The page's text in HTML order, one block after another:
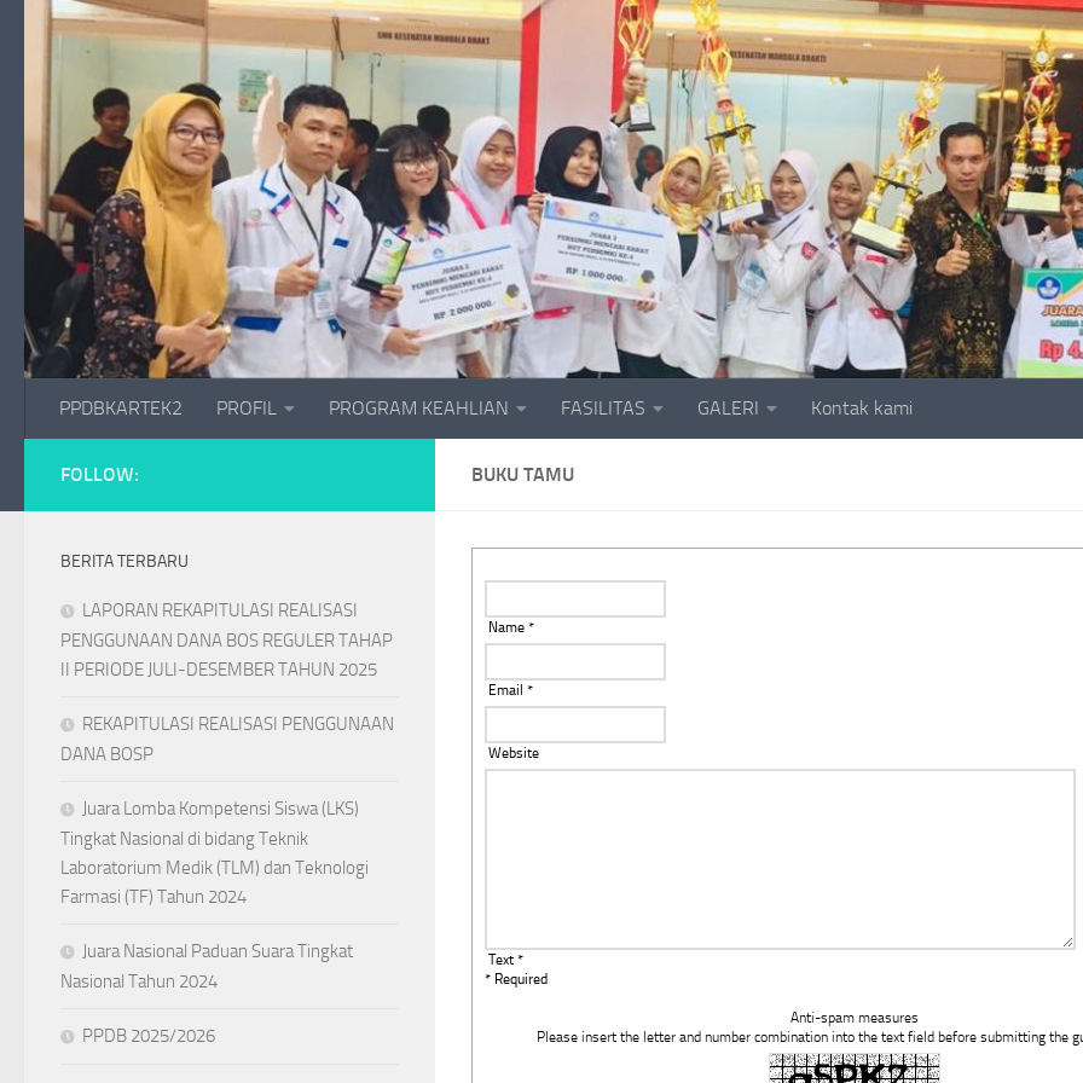
Skip to content
PPDBKARTEK2 PROFIL PROGRAM KEAHLIAN FASILITAS GALERI Kontak kami
BUKU TAMU
Name *
Email *
Website
Text *
* Required
Anti-spam measures
Please insert the letter and number combination into the text field before submitting the
FOLLOW:
BERITA TERBARU
LAPORAN REKAPITULASI REALISASI
PENGGUNAAN DANA BOS REGULER TAHAP
II PERIODE JULI-DESEMBER TAHUN 2025
REKAPITULASI REALISASI PENGGUNAAN
DANA BOSP
Juara Lomba Kompetensi Siswa (LKS)
Tingkat Nasional di bidang Teknik
Laboratorium Medik (TLM) dan Teknologi
Farmasi (TF) Tahun 2024
Juara Nasional Paduan Suara Tingkat
Nasional Tahun 2024
PPDB 2025/2026